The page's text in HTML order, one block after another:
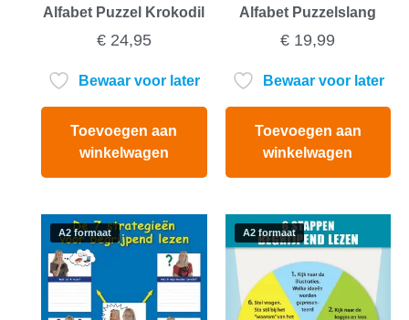
Alfabet Puzzel Krokodil
€24,95
Bewaar voor later
Toevoegen aan
winkelwagen
Alfabet Puzzelslang
€ 19,99
Bewaar voor later
Toevoegen aan
winkelwagen
A2 formaat A2 formaat